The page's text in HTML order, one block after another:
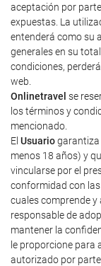
aceptación por parte
expuestas. La
entenderá como su
generales en su
condiciones,
web.
Onlinetravel se
los términos y
mencionado.
El Usuariogarantiza
menos 18 años) y
vincularse por el
conformidad con
cuales comprende y
responsable de
mantener la
le proporcione para
autorizado por parte